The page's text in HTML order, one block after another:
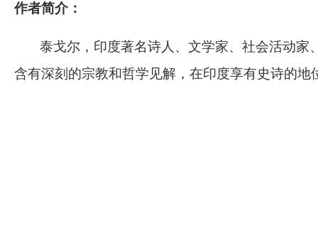
作者简介：
泰戈尔，印度著名诗人、文学家、社会活动家
含有深刻的宗教和哲学见解，在印度享有史诗的地